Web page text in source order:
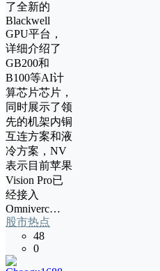
了全新的
Blackwell
GPU平台，
详细介绍了
GB200和
B100等AI计
算芯片芯片，
同时展示了领
先的机架内铜
互连方案和液
冷方案，NV
表示目前苹果
Vision Pro已
经接入
Omniverc…
股市热点
48
0